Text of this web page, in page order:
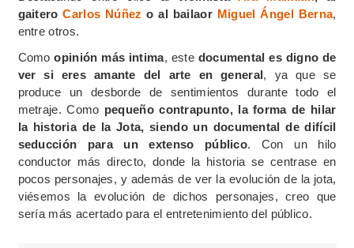
gaiteroCarlos Núñezo al bailaor Miguel Ángel Berna,
entre otros.
Comoopinión más intima, este documental es digno de
ver si eres amante del arte en general, ya que se
produce un desborde de sentimientos durante todo el
metraje. Como pequeño contrapunto, la forma de hilar
la historia de la Jota, siendo un documental de difícil
seducción para un extenso público. Con un hilo
conductor más directo, donde la historia se centrase en
pocos personajes, y además de ver la evolución de la jota,
viésemos la evolución de dichos personajes, creo que
sería más acertado para el entretenimiento del público.